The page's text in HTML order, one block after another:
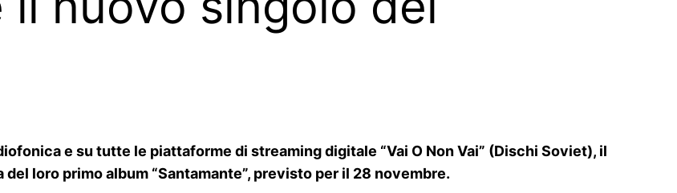
e su tutte le piattaforme di streaming digitale “Vai O Non Vai” (Dischi Soviet), il
loro primo album “Santamante”, previsto per il 28 novembre.